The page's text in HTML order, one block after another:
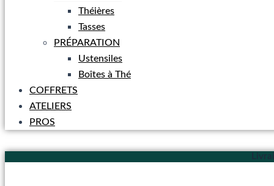
Théières
Tasses
PRÉPARATION
Ustensiles
Boîtes à Thé
COFFRETS
ATELIERS
PROS